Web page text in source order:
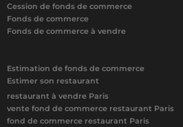
Cession de fonds de commerce
Fonds de commerce
Fonds de commerce à vendre
Estimation de fonds de commerce
Estimer son restaurant
restaurant à vendre Paris
vente fond de commerce restaurant Paris
fond de commerce restaurant Paris